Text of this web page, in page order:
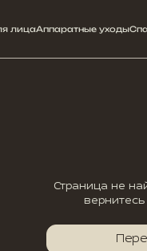
лицаАппаратные уходы
лицаАппаратные уходы
Страница не